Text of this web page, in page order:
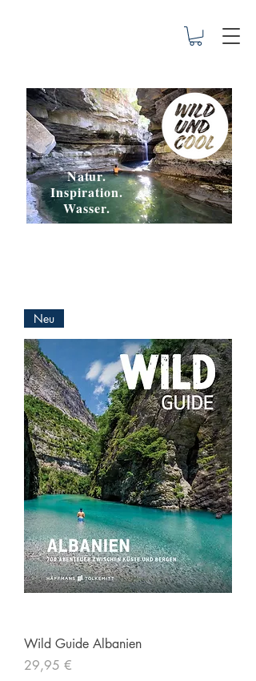
Natur.
Inspiration.
Wasser.
Neu
Wild Guide Albanien
Preis
29,95 €